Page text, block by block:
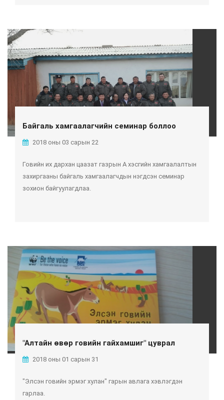
Байгаль хамгаалагчийн семинар боллоо
2018 оны 03 сарын 22
Говийн их дархан цаазат газрын А хэсгийн хамгаалалтын
захиргааны байгаль хамгаалагчдын нэгдсэн семинар
зохион байгуулагдлаа.
"Алтайн өвөр говийн гайхамшиг" цуврал
2018 оны 01 сарын 31
"Элсэн говийн эрмэг хулан" гарын авлага хэвлэгдэн
гарлаа.